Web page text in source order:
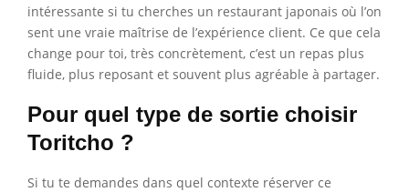
intéressante si tu cherches un restaurant japonais où l’on
sent une vraie maîtrise de l’expérience client. Ce que cela
change pour toi, très concrètement, c’est un repas plus
fluide, plus reposant et souvent plus agréable à partager.
Pour quel type de sortie choisir
Toritcho ?
Si tu te demandes dans quel contexte réserver ce